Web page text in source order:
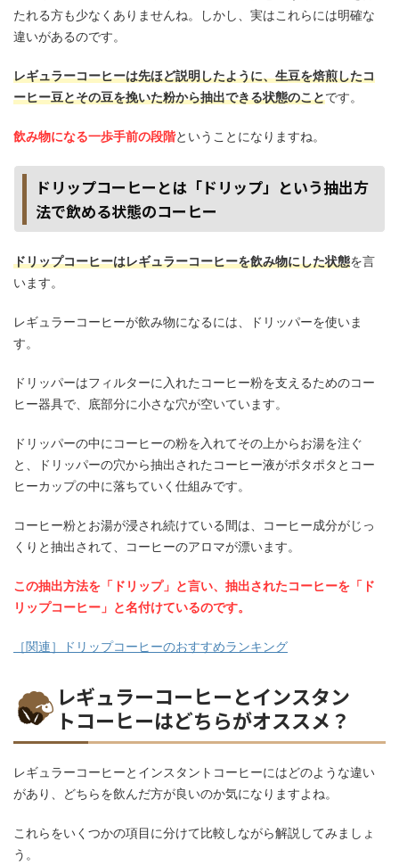
たれる方も少なくありませんね。しかし、実はこれらには明確な
違いがあるのです。
レギュラーコーヒーは先ほど説明したように、生豆を焙煎したコ
ーヒー豆とその豆を挽いた粉から抽出できる状態のことです。
飲み物になる一歩手前の段階ということになりますね。
ドリップコーヒーとは「ドリップ」という抽出方
法で飲める状態のコーヒー
ドリップコーヒーはレギュラーコーヒーを飲み物にした状態を言
います。
レギュラーコーヒーが飲み物になるには、ドリッパーを使いま
す。
ドリッパーはフィルターに入れたコーヒー粉を支えるためのコー
ヒー器具で、底部分に小さな穴が空いています。
ドリッパーの中にコーヒーの粉を入れてその上からお湯を注ぐ
と、ドリッパーの穴から抽出されたコーヒー液がポタポタとコー
ヒーカップの中に落ちていく仕組みです。
コーヒー粉とお湯が浸され続けている間は、コーヒー成分がじっ
くりと抽出されて、コーヒーのアロマが漂います。
この抽出方法を「ドリップ」と言い、抽出されたコーヒーを「ド
リップコーヒー」と名付けているのです。
［関連］ドリップコーヒーのおすすめランキング
レギュラーコーヒーとインスタン
トコーヒーはどちらがオススメ？
レギュラーコーヒーとインスタントコーヒーにはどのような違い
があり、どちらを飲んだ方が良いのか気になりますよね。
これらをいくつかの項目に分けて比較しながら解説してみましょ
う。